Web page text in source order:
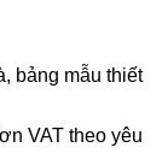
bảng mẫu thiết
VAT theo yêu